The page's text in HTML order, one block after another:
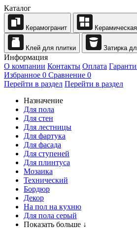
Каталог
Керамогранит
Клей для плитки Затирка
Информация
О компании Контакты Оплата
Избранное 0 Сравнение 0
Перейти в раздел Перейти в раздел
Назначение
Для пола
Для стен
Для лестницы
Для фартука
Для фасада
Для ступеней
Для плинтуса
Мозаика
Технический
Бордюр
Декор
На пол на кухню
Для пола серый
Показать больше ↓